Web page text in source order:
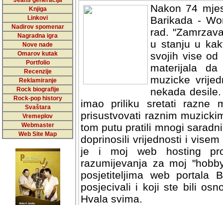
Knjiga
Linkovi
Nadirov spomenar
Nagradna igra
Nove nade
Omarov kutak
Portfolio
Recenzije
Reklamiranje
Rock biografije
Rock-pop history
Svaštara
Vremeplov
Webmaster
Web Site Map
Nakon 74
Barikada -
rad.
u stanju u
svojih vise od
materijala
muzicke
nekada
imao priliku sretati razne
prisustvovati raznim
tom putu pratili mnogi
doprinosili vrijednosti i
je i moj web hosting
razumijevanja za moj
posjetiteljima web portala
posjecivali i koji ste bili
Hvala svima.